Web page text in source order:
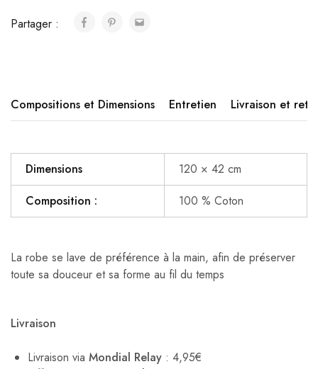
Partager :
Compositions et Dimensions Entretien Livraison et
Dimensions
120 × 42 cm
Composition :
100 % Coton
La robe se lave de préférence à la main, afin de préserver
toute sa douceur et sa forme au fil du temps
Livraison
Livraison via Mondial Relay : 4,95€